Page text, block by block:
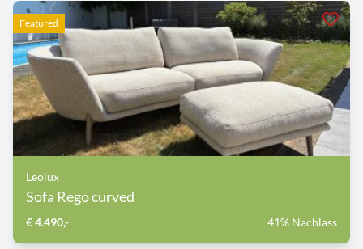
Featured
Leolux
Sofa Rego curved
€ 4.490,- 41% Nachlass